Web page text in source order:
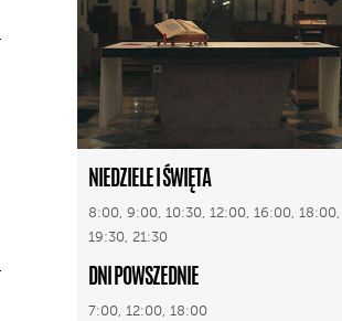
NIEDZIELE I ŚWIĘTA
8:00, 9:00, 10:30, 12:00, 16:00, 18:00,
19:30, 21:30
DNI POWSZEDNIE
7:00, 12:00, 18:00